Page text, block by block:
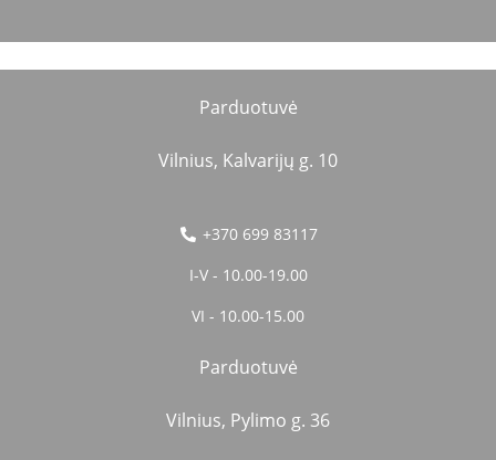
Parduotuvė
Vilnius, Kalvarijų g. 10
+370 699 83117
I-V - 10.00-19.00
VI - 10.00-15.00
Parduotuvė
Vilnius, Pylimo g. 36